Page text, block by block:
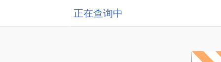
正在查询中